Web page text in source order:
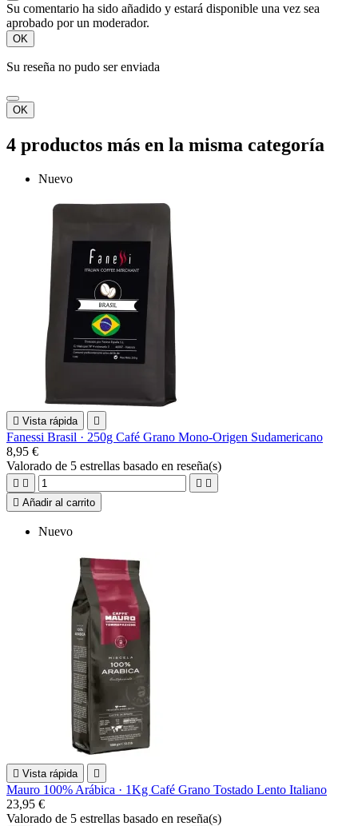
Su comentario ha sido añadido y estará disponible una vez sea
aprobado por un moderador.
OK
Su reseña no pudo ser enviada
OK
4 productos más en la misma categoría
Nuevo
 Vista rápida 
Fanessi Brasil · 250g Café Grano Mono-Origen Sudamericano
8,95 €
Valorado de 5 estrellas basado en reseña(s)
   
 Añadir al carrito
Nuevo
 Vista rápida 
Mauro 100% Arábica · 1Kg Café Grano Tostado Lento Italiano
23,95 €
Valorado de 5 estrellas basado en reseña(s)